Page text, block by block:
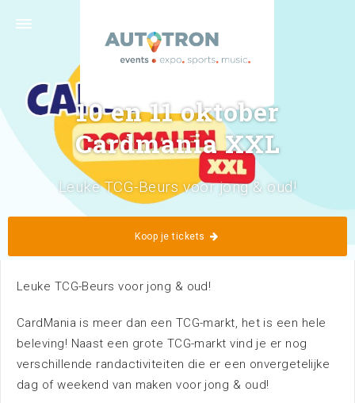
Graafsebaan 133 · 5248 NL Rosmalen ('s-
Hertogenbosch) · 073 629 39 11 ·info@autotron.nl
Volg ons
Nieuws
10 en 11 oktober
Cardmania XXL
Leuke TCG-Beurs voor jong & oud!
Koop je tickets
Leuke TCG-Beurs voor jong & oud!
CardMania is meer dan een TCG-markt, het is een hele
beleving! Naast een grote TCG-markt vind je er nog
verschillende randactiviteiten die er een onvergetelijke
dag of weekend van maken voor jong & oud!